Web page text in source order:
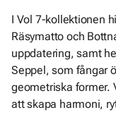
I Vol 7-kollektionen
Räsymatto och
uppdatering, samt
Seppel, som fångar
geometriska former.
att skapa harmoni,